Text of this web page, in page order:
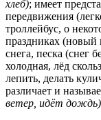
хлеб); имеет
передвижения
троллейбус, о
праздниках (новый
снега, песка (снег
холодная, лёд
лепить, делать
различает и
ветер, идёт дождь)